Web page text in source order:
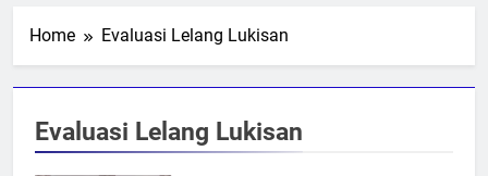
Home Evaluasi Lelang Lukisan
Evaluasi Lelang Lukisan